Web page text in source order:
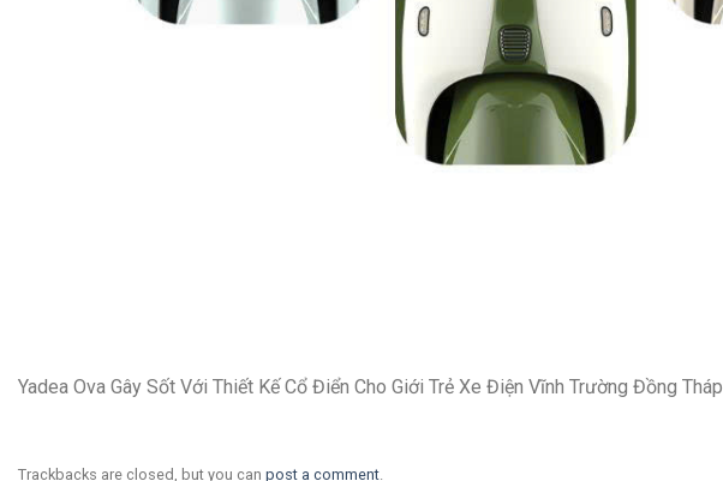
Yadea Ova Gây Sốt Với Thiết Kế Cổ Điển Cho Giới Trẻ Xe Điện Vĩnh Trường Đồng Tháp
Trackbacks are closed, but you can post a comment.